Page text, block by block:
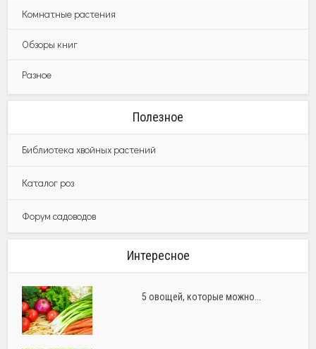
Комнатные растения
Обзоры книг
Разное
Полезное
Библиотека хвойных растений
Каталог роз
Форум садоводов
Интересное
5 овощей, которые можно...